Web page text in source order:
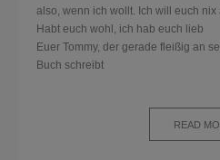
also, wenn ich wollt. Ich will euch nix
Habt euch wohl, ich hab euch lieb
Euer Tommy, der gerade fleißig an
Buch schreibt
READ